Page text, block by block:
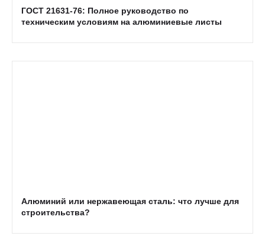
ГОСТ 21631-76: Полное руководство по
техническим условиям на алюминиевые листы
Алюминий или нержавеющая сталь: что лучше для
строительства?